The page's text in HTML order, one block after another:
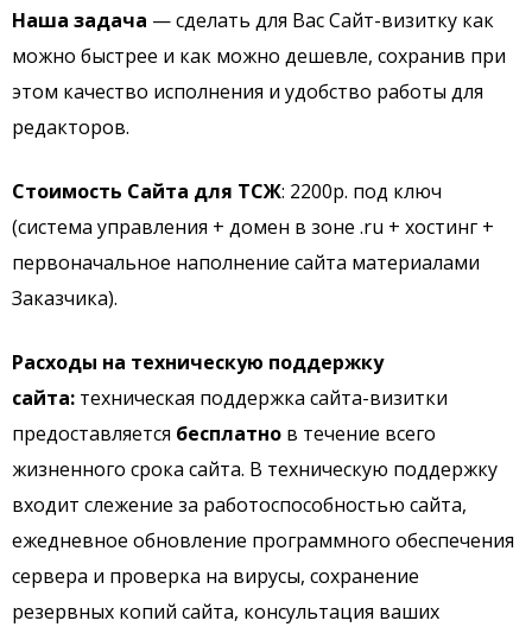
Наша задача — сделать для Вас Сайт-визитку как
можно быстрее и как можно дешевле, сохранив при
этом качество исполнения и удобство работы для
редакторов.
Стоимость Сайта для ТСЖ: 2200р. под ключ
(система управления + домен в зоне .ru + хостинг +
первоначальное наполнение сайта материалами
Заказчика).
Расходы на техническую поддержку
сайта: техническая поддержка сайта-визитки
предоставляется бесплатно в течение всего
жизненного срока сайта. В техническую поддержку
входит слежение за работоспособностью сайта,
ежедневное обновление программного обеспечения
сервера и проверка на вирусы, сохранение
резервных копий сайта, консультация ваших